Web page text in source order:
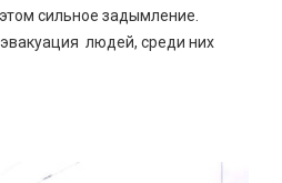
сильное задымление.
людей, среди них